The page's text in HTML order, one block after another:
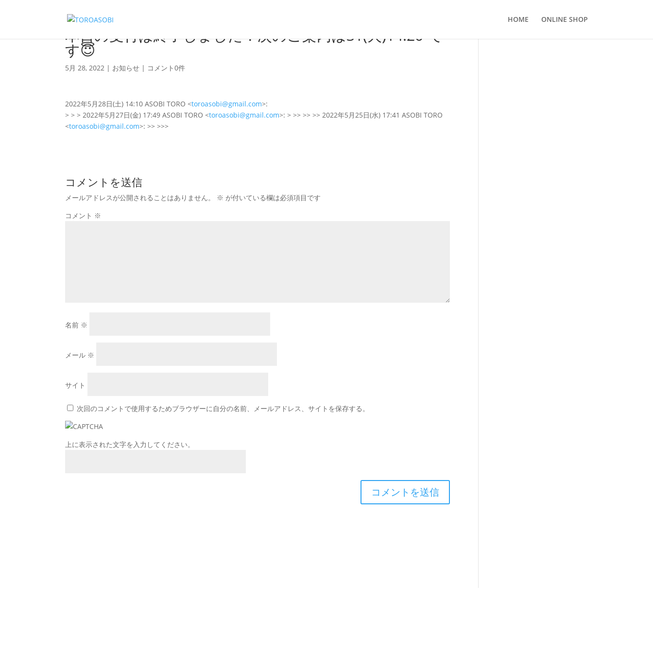
HOME ONLINE SHOP
本日の受付は終了しました！次のご案内は31(火)14:20-で
す😇
5月 28, 2022 | お知らせ | コメント0件
2022年5月28日(土) 14:10 ASOBI TORO <toroasobi@gmail.com>:
> > > 2022年5月27日(金) 17:49 ASOBI TORO <toroasobi@gmail.com>: > >> >> >> 2022年5月25日(水) 17:41 ASOBI TORO
<toroasobi@gmail.com>: >> >>>
コメントを送信
メールアドレスが公開されることはありません。 ※ が付いている欄は必須項目です
コメント ※
名前 ※
メール ※
サイト
次回のコメントで使用するためブラウザーに自分の名前、メールアドレス、サイトを保存する。
上に表示された文字を入力してください。